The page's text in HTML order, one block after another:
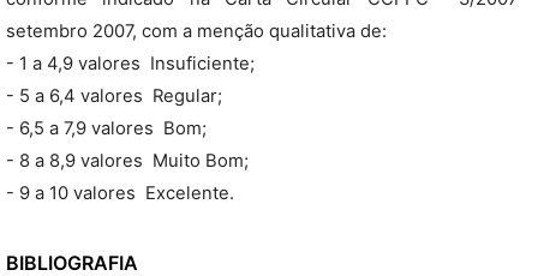
setembro 2007, com a menção qualitativa de:
- 1 a 4,9 valores  Insuficiente;
- 5 a 6,4 valores  Regular;
- 6,5 a 7,9 valores  Bom;
- 8 a 8,9 valores  Muito Bom;
- 9 a 10 valores  Excelente.
BIBLIOGRAFIA